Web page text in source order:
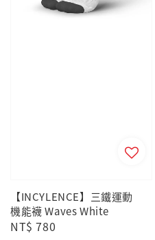
【INCYLENCE】三鐵運動
機能襪 Waves White
Regular
NT$ 780